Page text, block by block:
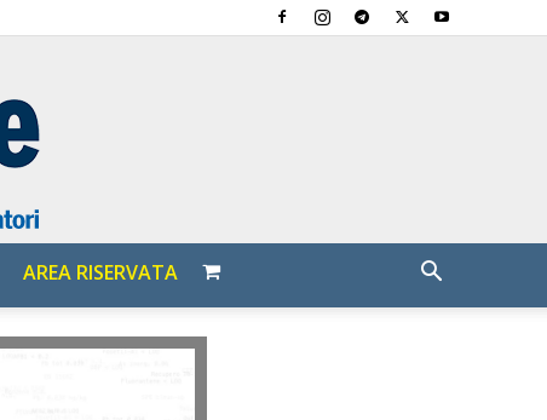
AREA RISERVATA